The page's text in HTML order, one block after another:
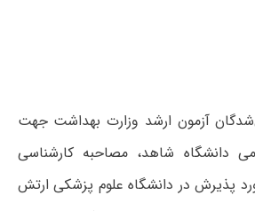
آزمون ارشد وزارت بهداشت جهت
دانشگاه شاهد، مصاحبه کارشناسی
مورد پذیرش در دانشگاه علوم پزشکی ارتش